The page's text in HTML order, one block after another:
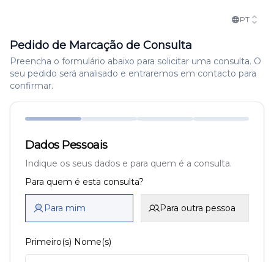
PT
Pedido de Marcação de Consulta
Preencha o formulário abaixo para solicitar uma consulta. O
seu pedido será analisado e entraremos em contacto para
confirmar.
Dados Pessoais
Indique os seus dados e para quem é a consulta.
Para quem é esta consulta?
Para mim Para outra pessoa
Primeiro(s) Nome(s)